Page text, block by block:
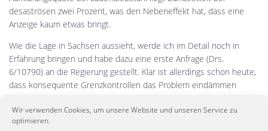
Wir verwenden Cookies, um unsere Website und unseren Service zu
optimieren.
desaströsen zwei Prozent, was den Nebeneffekt hat, dass eine
Anzeige kaum etwas bringt.
Wie die Lage in Sachsen aussieht, werde ich im Detail noch in
Erfahrung bringen und habe dazu eine erste Anfrage (Drs.
6/10790) an die Regierung gestellt. Klar ist allerdings schon heute,
dass konsequente Grenzkontrollen das Problem eindämmen
ist ebenfalls nachvollziehbar. Gerade Ladendiebstähle werden
vielfach verharmlost und mit der Armut der Täter erklärt.